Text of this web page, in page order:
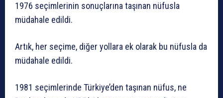
1976 seçimlerinin sonuçlarına taşınan nüfusla
müdahale edildi.
Artık, her seçime, diğer yollara ek olarak bu nüfusla da
müdahale edildi.
1981 seçimlerinde Türkiye’den taşınan nüfus, ne